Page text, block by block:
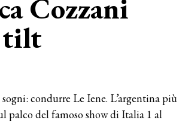
Cozzani
tilt
condurre Le Iene. L’argentina più
palco del famoso show di Italia 1 al